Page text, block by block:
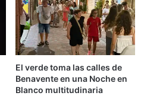
El verde toma las calles de
Benavente en una Noche en
Blanco multitudinaria